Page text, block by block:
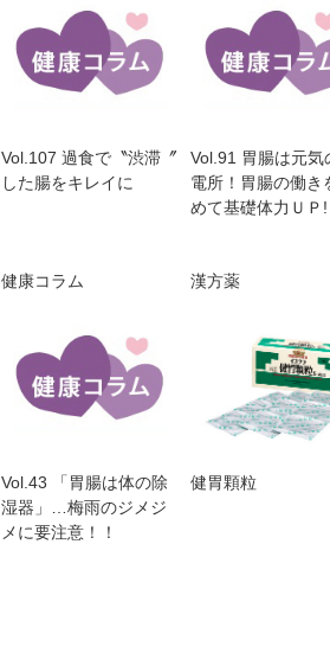
Vol.107 過食で〝渋滞〞
した腸をキレイに
Vol.91 胃腸は元気
電所！胃腸の働き
めて基礎体力ＵＰ!
健康コラム
Vol.43 「胃腸は体の除
湿器」…梅雨のジメジ
メに要注意！！
漢方薬
健胃顆粒